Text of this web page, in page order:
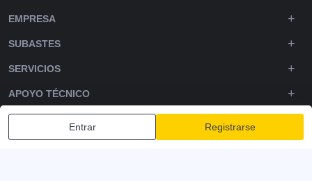
Entrar Registrarse
EMPRESA
SUBASTES
SERVICIOS
APOYO TÉCNICO
DOWNLOADS
SÍGUENOS